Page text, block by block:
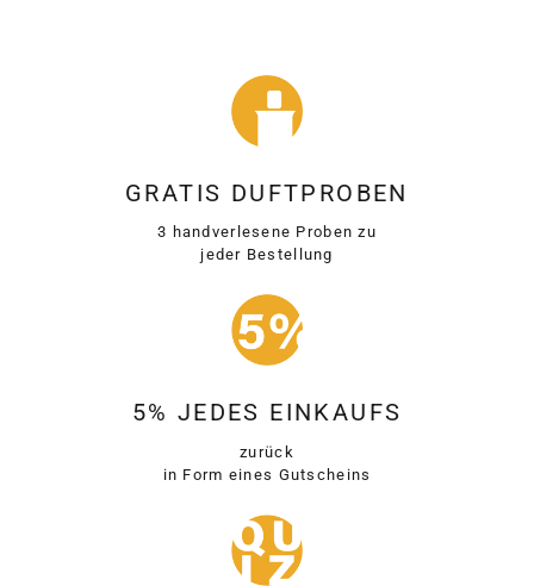
GRATIS DUFTPROBEN
3 handverlesene Proben zu
jeder Bestellung
5% JEDES EINKAUFS
zurück
in Form eines Gutscheins